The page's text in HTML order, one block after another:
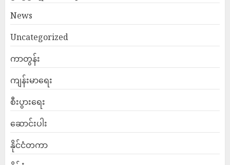
News
Uncategorized
ကာတွန်း
ကျန်းမာရေး
စီးပွားရေး
ဆောင်းပါး
နိုင်ငံတကာ